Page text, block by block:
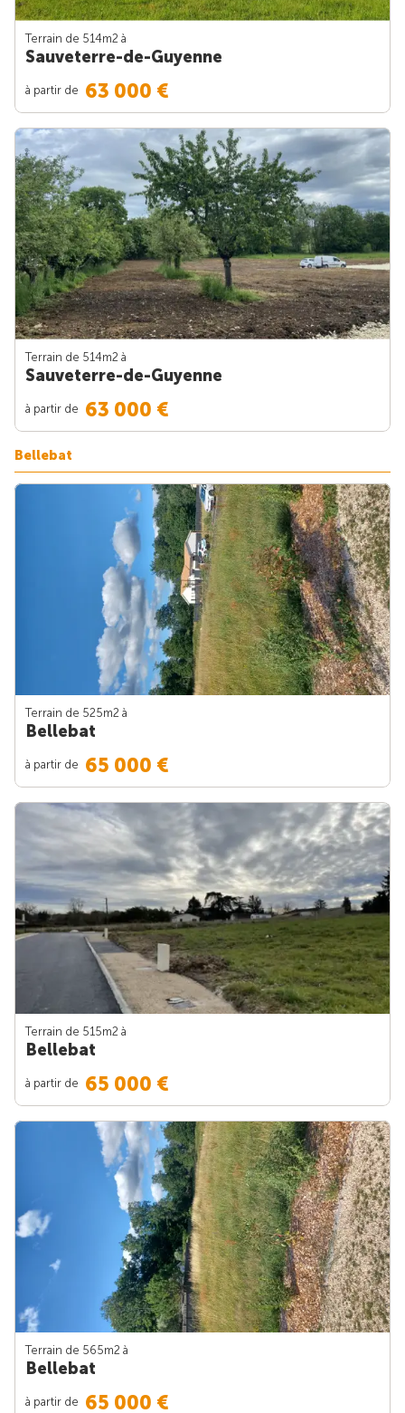
Terrain de 514m2 à
Sauveterre-de-Guyenne
à partir de 63 000 €
Terrain de 514m2 à
Sauveterre-de-Guyenne
à partir de 63 000 €
Bellebat
Terrain de 525m2 à
Bellebat
à partir de 65 000 €
Terrain de 515m2 à
Bellebat
à partir de 65 000 €
Terrain de 565m2 à
Bellebat
à partir de 65 000 €